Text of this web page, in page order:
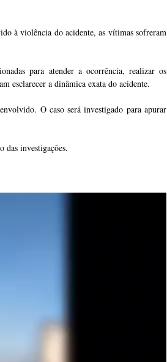
à violência do acidente, as vítimas sofreram
para atender a ocorrência, realizar os
esclarecer a dinâmica exata do acidente.
O caso será investigado para apurar
das investigações.